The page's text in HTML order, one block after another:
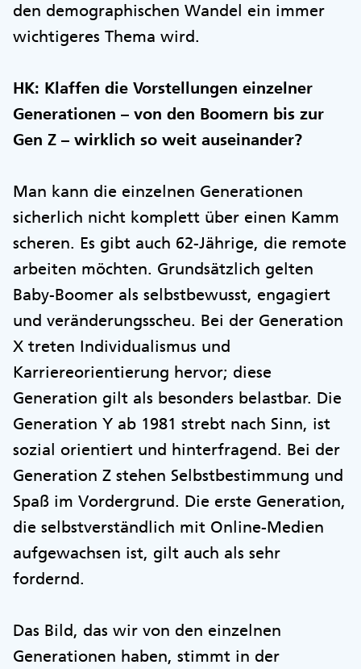
den demographischen Wandel ein immer
wichtigeres Thema wird.
HK: Klaffen die Vorstellungen einzelner
Generationen – von den Boomern bis zur
Gen Z – wirklich so weit auseinander?
Man kann die einzelnen Generationen
sicherlich nicht komplett über einen Kamm
scheren. Es gibt auch 62-Jährige, die remote
arbeiten möchten. Grundsätzlich gelten
Baby-Boomer als selbstbewusst, engagiert
und veränderungsscheu. Bei der Generation
X treten Individualismus und
Karriereorientierung hervor; diese
Generation gilt als besonders belastbar. Die
Generation Y ab 1981 strebt nach Sinn, ist
sozial orientiert und hinterfragend. Bei der
Generation Z stehen Selbstbestimmung und
Spaß im Vordergrund. Die erste Generation,
die selbstverständlich mit Online-Medien
aufgewachsen ist, gilt auch als sehr
fordernd.
Das Bild, das wir von den einzelnen
Generationen haben, stimmt in der